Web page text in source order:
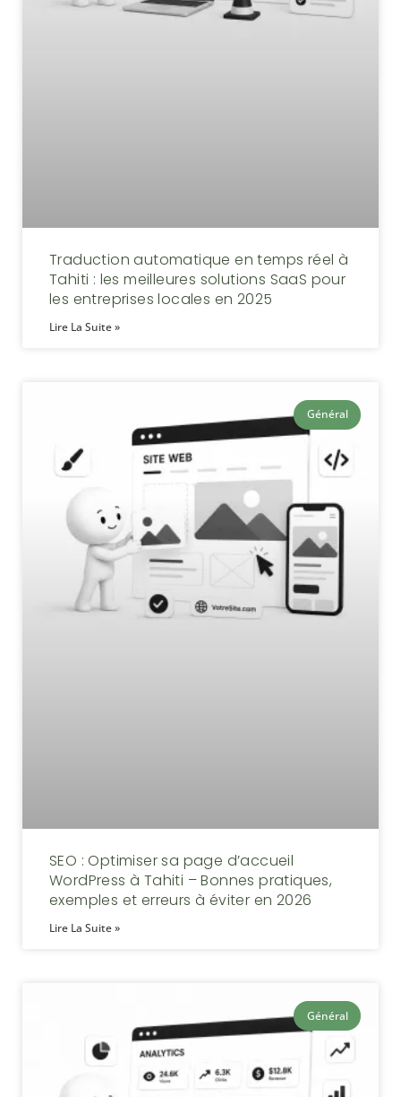
Traduction automatique en temps réel à
Tahiti : les meilleures solutions SaaS pour
les entreprises locales en 2025
Lire La Suite »
Général
SEO : Optimiser sa page d’accueil
WordPress à Tahiti – Bonnes pratiques,
exemples et erreurs à éviter en 2026
Lire La Suite »
Général